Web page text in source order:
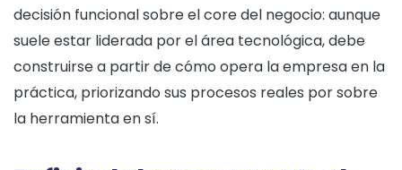
decisión funcional sobre el core del negocio: aunque
suele estar liderada por el área tecnológica, debe
construirse a partir de cómo opera la empresa en la
práctica, priorizando sus procesos reales por sobre
la herramienta en sí.